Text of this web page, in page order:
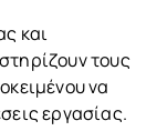
και
τους
να
εργασίας.